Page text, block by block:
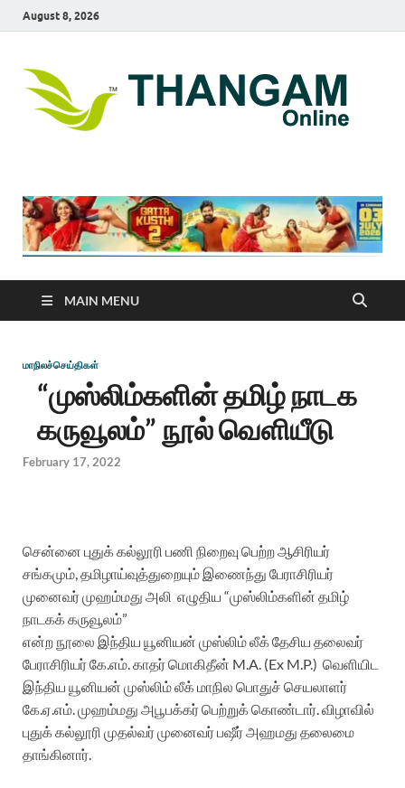
August 8, 2026
MAIN MENU
மாநிலச்செய்திகள்
“முஸ்லிம்களின் தமிழ் நாடக
கருவூலம்” நூல் வெளியீடு
February 17, 2022
சென்னை புதுக் கல்லூரி பணி நிறைவு பெற்ற ஆசிரியர்
சங்கமும், தமிழாய்வுத்துறையும் இணைந்து பேராசிரியர்
முனைவர் முஹம்மது அலி எழுதிய “முஸ்லிம்களின் தமிழ்
நாடகக் கருவூலம்”
என்ற நூலை இந்திய யூனியன் முஸ்லிம் லீக் தேசிய தலைவர்
பேராசிரியர் கே.எம். காதர் மொகிதீன் M.A. (Ex M.P.) வெளியிட
இந்திய யூனியன் முஸ்லிம் லீக் மாநில பொதுச் செயலாளர்
கே.ஏ.எம். முஹம்மது அபூபக்கர்பெற்றுக் கொண்டார். விழாவில்
புதுக் கல்லூரி முதல்வர்முனைவர் பஷீர் அஹமது தலைமை
தாங்கினார்.